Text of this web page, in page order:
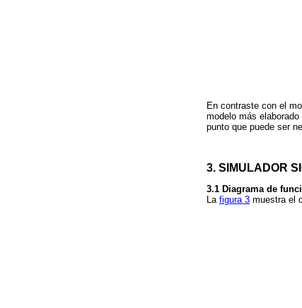
En contraste con el
modelo más
punto que puede ser
3. SIMULADOR
3.1 Diagrama de
La figura 3 muestra el